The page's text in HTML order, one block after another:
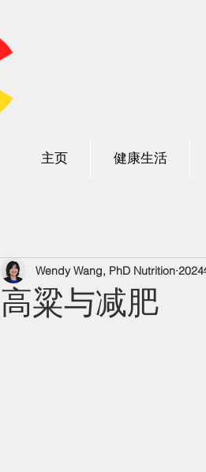
主页 健康生活
高粱与减肥
Wendy Wang, PhD Nutrition 2024